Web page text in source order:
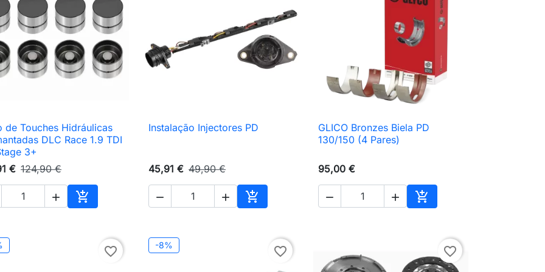
 Vista rápida
de Touches Hidráulicas
DLC Race 1.9 TDI
3+
€ 124,90 €
 
Adicionar ao carrinho
 Vista rápida
Instalação Injectores PD
45,91 € 49,90 €
  
Adicionar ao carrinho
 Vista rápida
GLICO Bronzes Biela PD
130/150 (4 Pares)
95,00 €
  
Adicionar ao carrinho
favorite_border -8% favorite_border favorite_border